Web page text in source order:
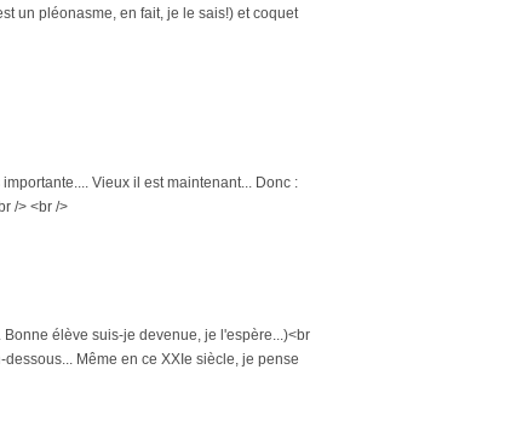
un pléonasme, en fait, je le sais!) et coquet
Vieux il est maintenant... Donc :
/> <br />
élève suis-je devenue, je l'espère...)<br
Même en ce XXIe siècle, je pense